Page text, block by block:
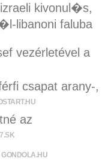
kivonul�s,
libanoni faluba
vezérletével a
csapat arany-,
az
GONDOLA.HU